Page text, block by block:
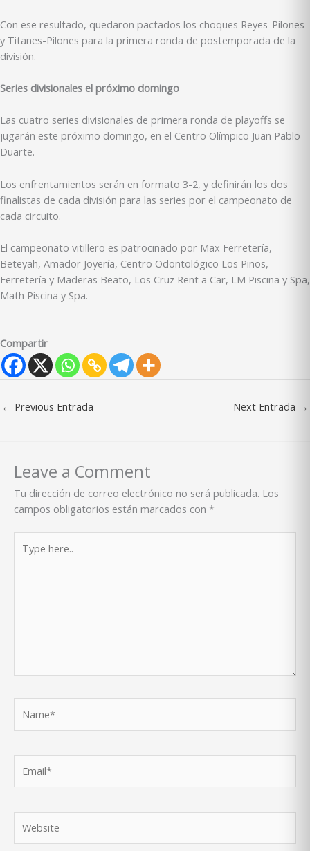
Con ese resultado, quedaron pactados los choques Reyes-Pilones
y Titanes-Pilones para la primera ronda de postemporada de la
división.
Series divisionales el próximo domingo
Las cuatro series divisionales de primera ronda de playoffs se
jugarán este próximo domingo, en el Centro Olímpico Juan Pablo
Duarte.
Los enfrentamientos serán en formato 3-2, y definirán los dos
finalistas de cada división para las series por el campeonato de
cada circuito.
El campeonato vitillero es patrocinado por Max Ferretería,
Beteyah, Amador Joyería, Centro Odontológico Los Pinos,
Ferretería y Maderas Beato, Los Cruz Rent a Car, LM Piscina y Spa,
Math Piscina y Spa.
Compartir
← Previous Entrada Next Entrada →
Leave a Comment
Tu dirección de correo electrónico no será publicada. Los
campos obligatorios están marcados con *
here..